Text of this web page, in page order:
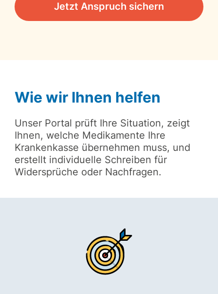
Jetzt Anspruch sichern
Wie wir Ihnen helfen
Unser Portal prüft Ihre Situation, zeigt
Ihnen, welche Medikamente Ihre
Krankenkasse übernehmen muss, und
erstellt individuelle Schreiben für
Widersprüche oder Nachfragen.